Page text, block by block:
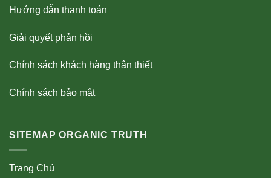
Hướng dẫn thanh toán
Giải quyết phản hồi
Chính sách khách hàng thân thiết
Chính sách bảo mật
SITEMAP ORGANIC TRUTH
Trang Chủ